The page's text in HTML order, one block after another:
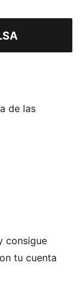
de las
25 años.
calzado de
las pistas
capitales
de
consigue
tu cuenta